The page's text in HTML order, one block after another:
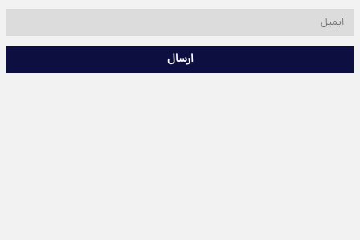
ارسال